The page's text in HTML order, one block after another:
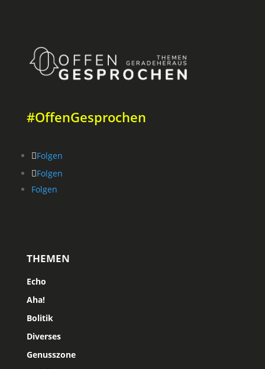
#OffenGesprochen
Folgen
Folgen
Folgen
THEMEN
Echo
Aha!
Bolitik
Diverses
Genusszone